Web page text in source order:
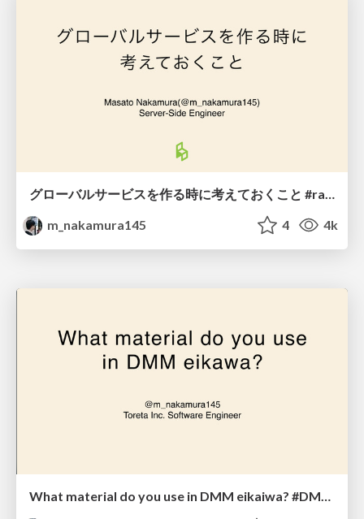
m_nakamura145
4 4k
What material do you use in DMM eikaiwa? #DMM英会話 #clem_jp